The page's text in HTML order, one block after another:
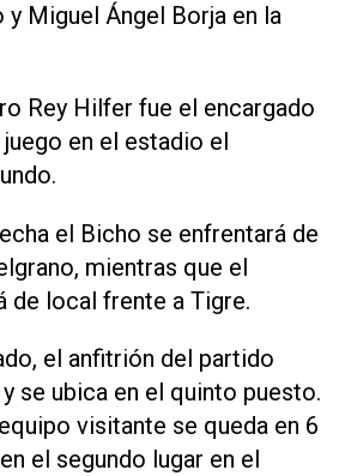
y Miguel Ángel Borja en la
Rey Hilfer fue el encargado
en el estadio el
el Bicho se enfrentará de
mientras que el
de local frente a Tigre.
el anfitrión del partido
y se ubica en el quinto puesto.
visitante se queda en 6
el segundo lugar en el